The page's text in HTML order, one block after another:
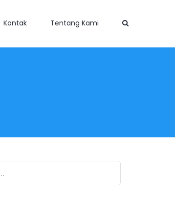
Kontak Tentang Kami